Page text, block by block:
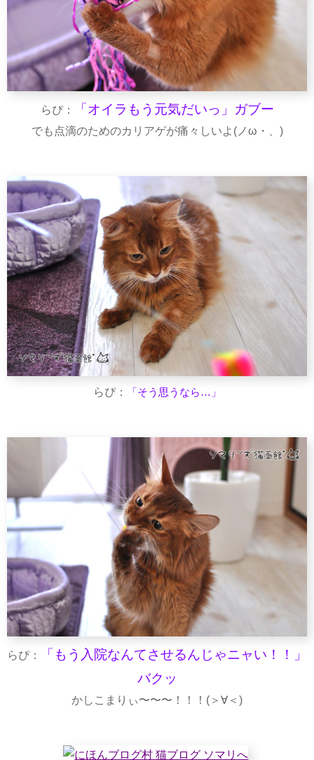
らぴ： 「オイラもう元気だいっ」ガブー
でも点滴のためのカリアゲが痛々しいよ(ノω・、)
らぴ： 「そう思うなら…」
らぴ：
「もう入院なんてさせるんじゃニャい！！」
バクッ
かしこまりぃ〜〜〜！！！(＞∀＜)